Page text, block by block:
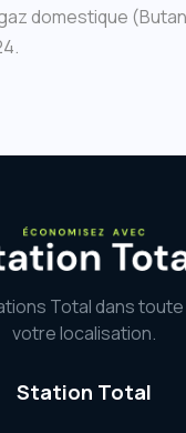
domestique
Total dans toute
votre localisation.
Station Total